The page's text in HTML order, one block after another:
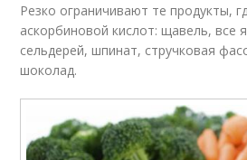
Резко ограничивают те продукты,
аскорбиновой кислот: щавель, все
сельдерей, шпинат, стручковая
шоколад.